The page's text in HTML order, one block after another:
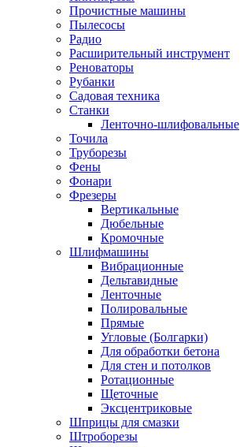
Прочистные машины
Пылесосы
Радио
Расширительный инструмент
Реноваторы
Рубанки
Садовая техника
Станки
Ленточно-шлифовальные
Точила
Труборезы
Фены
Фонари
Фрезеры
Вертикальные
Дюбельные
Кромочные
Шлифмашины
Вибрационные
Дельтавидные
Ленточные
Полировальные
Прямые
Угловые (Болгарки)
Для обработки бетона
Для стен и потолков
Ротационные
Щеточные
Эксцентриковые
Шприцы для смазки
Штроборезы